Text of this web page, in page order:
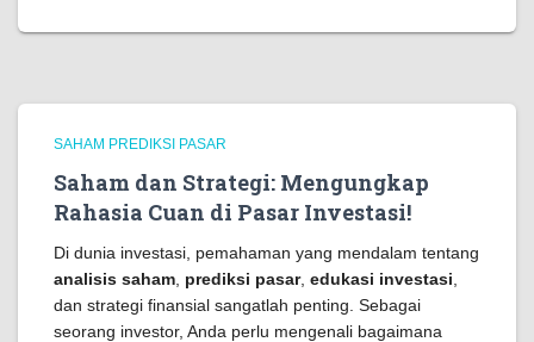
SAHAM PREDIKSI PASAR
Saham dan Strategi: Mengungkap
Rahasia Cuan di Pasar Investasi!
Di dunia investasi, pemahaman yang mendalam tentang
analisis saham prediksi pasar, edukasi investasi
dan strategi finansial sangatlah penting. Sebagai
seorang investor, Anda perlu mengenali bagaimana